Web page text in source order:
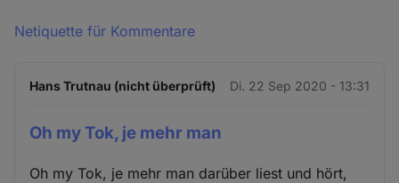
Netiquette für Kommentare
Hans Trutnau (nicht überprüft) Di. 22 Sep 2020 - 13:31
Oh my Tok, je mehr man
Oh my Tok, je mehr man darüber liest und hört,